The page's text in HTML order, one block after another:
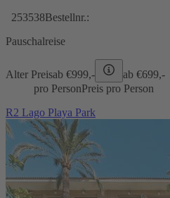
253538Bestellnr.:
Pauschalreise
Alter Preisab €999,- ab €699,-
pro PersonPreis pro Person
R2 Lago Playa Park